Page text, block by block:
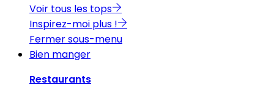
Voir tous les tops
Inspirez-moi plus !
Fermer sous-menu
Bien manger
Restaurants